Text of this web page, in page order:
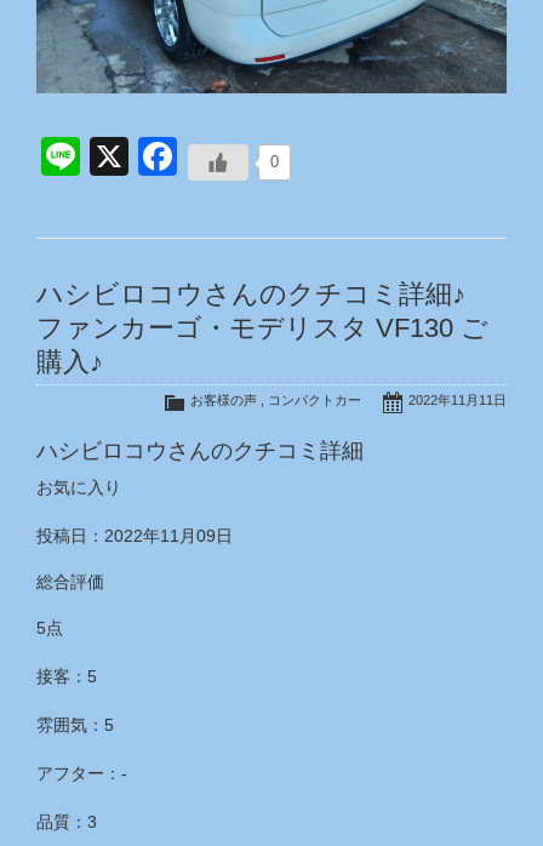
0
Line
X Facebook
ハシビロコウさんのクチコミ詳細♪
ファンカーゴ・モデリスタ VF130 ご
購入♪
2022年11月11日
お客様の声 , コンパクトカー
ハシビロコウさんのクチコミ詳細
お気に入り
投稿日：2022年11月09日
総合評価
5点
接客：5
雰囲気：5
アフター：‐
品質：3